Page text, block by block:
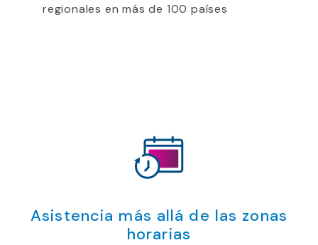
regionales en más de 100 países
Asistencia más allá de las zonas
horarias